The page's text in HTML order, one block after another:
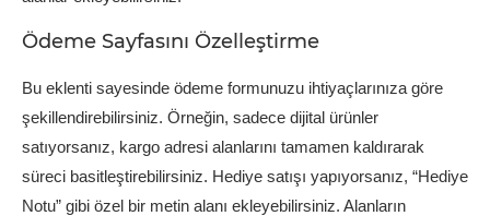
Ödeme Sayfasını Özelleştirme
Bu eklenti sayesinde ödeme formunuzu ihtiyaçlarınıza göre
şekillendirebilirsiniz. Örneğin, sadece dijital ürünler
satıyorsanız, kargo adresi alanlarını tamamen kaldırarak
süreci basitleştirebilirsiniz. Hediye satışı yapıyorsanız, “Hediye
Notu” gibi özel bir metin alanı ekleyebilirsiniz. Alanların